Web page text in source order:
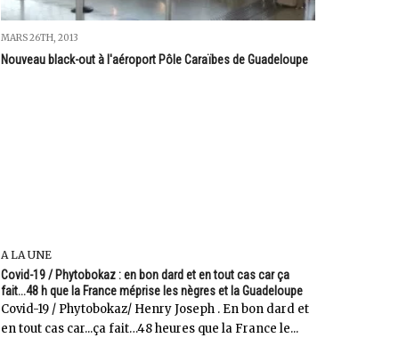
MARS 26TH, 2013
Nouveau black-out à l'aéroport Pôle Caraïbes de Guadeloupe
A LA UNE
Covid-19 / Phytobokaz : en bon dard et en tout cas car ça
fait...48 h que la France méprise les nègres et la Guadeloupe
Covid-19 / Phytobokaz/ Henry Joseph . En bon dard et
en tout cas car...ça fait…48 heures que la France le...